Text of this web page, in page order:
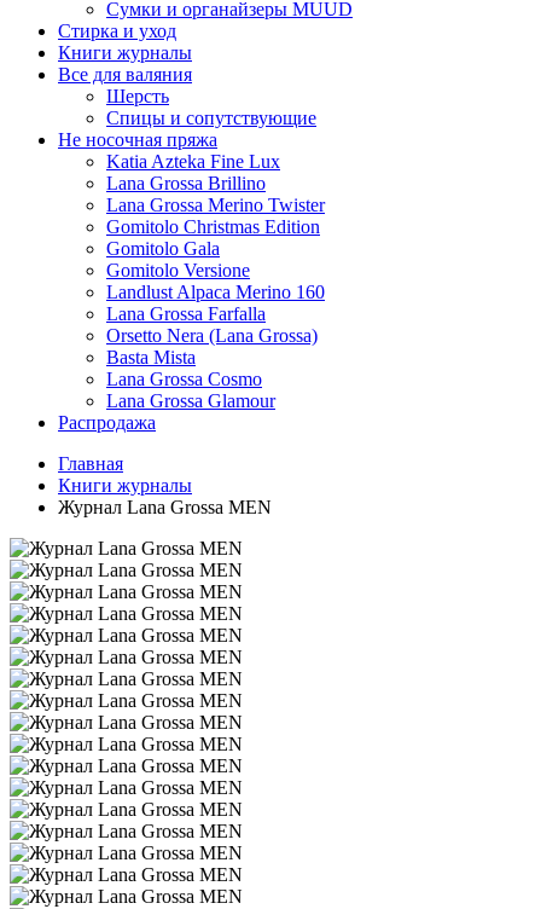
Сумки и органайзеры MUUD
Стирка и уход
Книги журналы
Все для валяния
Шерсть
Спицы и сопутствующие
Не носочная пряжа
Katia Azteka Fine Lux
Lana Grossa Brillino
Lana Grossa Merino Twister
Gomitolo Christmas Edition
Gomitolo Gala
Gomitolo Versione
Landlust Alpaca Merino 160
Lana Grossa Farfalla
Orsetto Nera (Lana Grossa)
Basta Mista
Lana Grossa Cosmo
Lana Grossa Glamour
Распродажа
Главная
Книги журналы
Журнал Lana Grossa MEN